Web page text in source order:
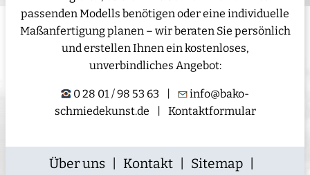
passenden Modells benötigen oder eine individuelle
Maßanfertigung planen – wir beraten Sie persönlich
und erstellen Ihnen ein kostenloses,
unverbindliches Angebot:
0 28 01 / 98 53 63
info@bako-
schmiedekunst.de
Kontaktformular
Über uns Kontakt Sitemap